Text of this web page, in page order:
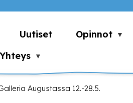
Uutiset
Opinnot
Yhteys
Augustassa 12.-28.5.